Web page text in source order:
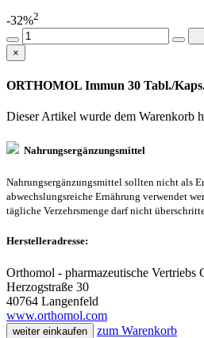
-32%2
×
ORTHOMOL Immun 30 Tabl./
Dieser Artikel wurde dem Warenkorb
Nahrungsergänzungsmittel
Nahrungsergänzungsmittel sollten nicht als
abwechslungsreiche Ernährung verwendet
tägliche Verzehrsmenge darf nicht
Herstelleradresse:
Orthomol - pharmazeutische Vertriebs
Herzogstraße 30
40764 Langenfeld
www.orthomol.com
weiter einkaufen zum Warenkorb